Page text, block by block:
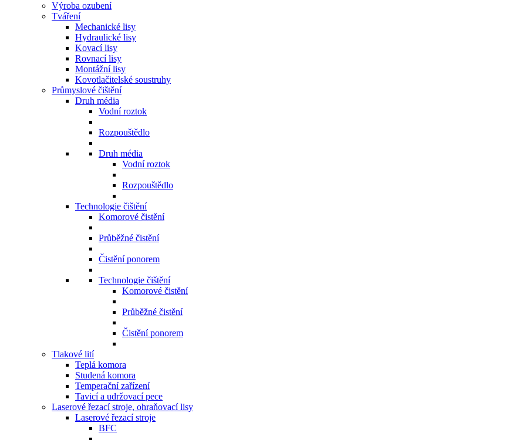
Výroba ozubení
Tváření
Mechanické lisy
Hydraulické lisy
Kovací lisy
Rovnací lisy
Montážní lisy
Kovotlačitelské soustruhy
Průmyslové čištění
Druh média
Vodní roztok
Rozpouštědlo
Druh média
Vodní roztok
Rozpouštědlo
Technologie čištění
Komorové čistění
Průběžné čistění
Čistění ponorem
Technologie čištění
Komorové čistění
Průběžné čistění
Čistění ponorem
Tlakové lití
Teplá komora
Studená komora
Temperační zařízení
Tavicí a udržovací pece
Laserové řezací stroje, ohraňovací lisy
Laserové řezací stroje
BFC